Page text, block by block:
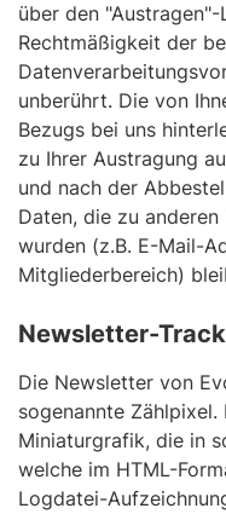
über den
Rechtmäßigkeit der
unberührt. Die von
Bezugs bei uns
zu Ihrer Austragung
und nach der
Daten, die zu
wurden (z.B. E-Mail-
Mitgliederbereich)
Newsletter-
Die Newsletter von
sogenannte
Miniaturgrafik, die in
welche im HTML-
Logdatei-